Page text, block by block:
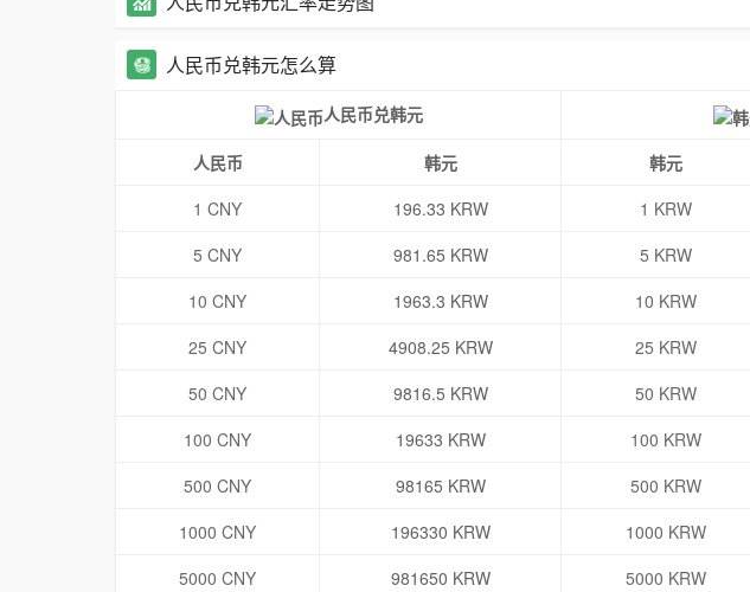
人民币兑韩元怎么算
人民币兑韩元
人民币 韩元 韩元
1 CNY
196.33 KRW 1 KRW
5 CNY
981.65 KRW 5 KRW
10 CNY
1963.3 KRW 10 KRW
25 CNY
4908.25 KRW 25 KRW
50 CNY
9816.5 KRW 50 KRW
100 CNY
19633 KRW 100 KRW
500 CNY
98165 KRW 500 KRW
1000 CNY
196330 KRW 1000 KRW
5000 CNY
981650 KRW 5000 KRW